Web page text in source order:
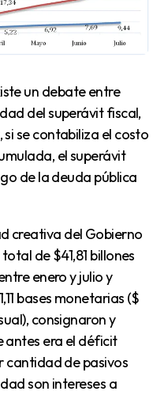
del superávit fiscal,
se contabiliza el costo
el superávit
de la deuda pública
de $41,81 billones
enero y julio y
bases monetarias ($
consignaron y
antes era el déficit
cantidad de pasivos
son intereses a